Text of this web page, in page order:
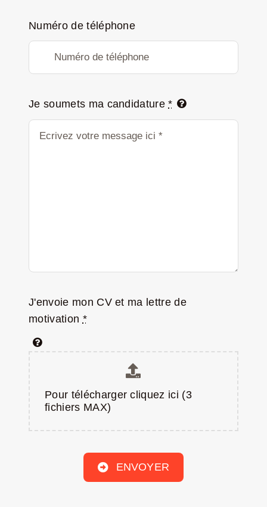
Numéro de téléphone
Je soumets ma candidature*
J'envoie mon CV et ma lettre de
motivation *
Pour télécharger cliquez ici (3
fichiers MAX)
ENVOYER